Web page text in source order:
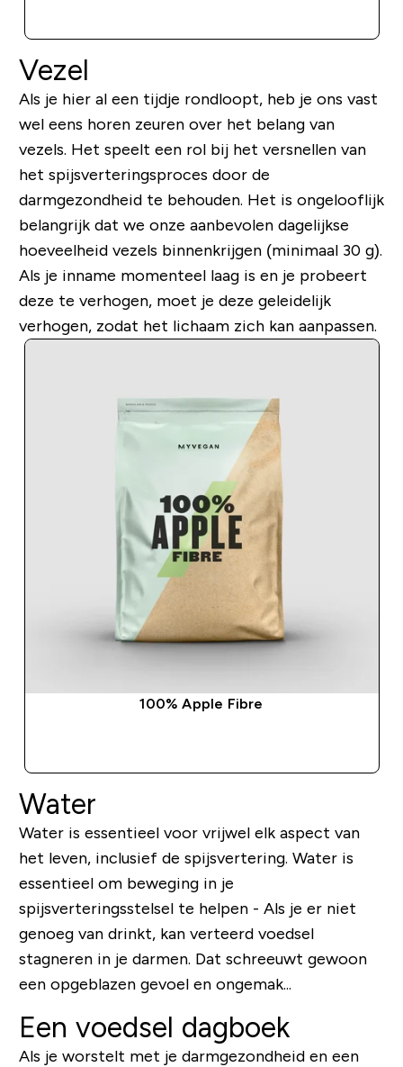
Vezel
Als je hier al een tijdje rondloopt, heb je ons vast
wel eens horen zeuren over het belang van
vezels. Het speelt een rol bij het versnellen van
het spijsverteringsproces door de
darmgezondheid te behouden. Het is ongelooflijk
belangrijk dat we onze aanbevolen dagelijkse
hoeveelheid vezels binnenkrijgen (minimaal 30 g).
Als je inname momenteel laag is en je probeert
deze te verhogen, moet je deze geleidelijk
verhogen, zodat het lichaam zich kan aanpassen.
100% Apple Fibre
Water
Water is essentieel voor vrijwel elk aspect van
het leven, inclusief de spijsvertering. Water is
essentieel om beweging in je
spijsverteringsstelsel te helpen - Als je er niet
genoeg van drinkt, kan verteerd voedsel
stagneren in je darmen. Dat schreeuwt gewoon
een opgeblazen gevoel en ongemak...
Een voedsel dagboek
Als je worstelt met je darmgezondheid en een